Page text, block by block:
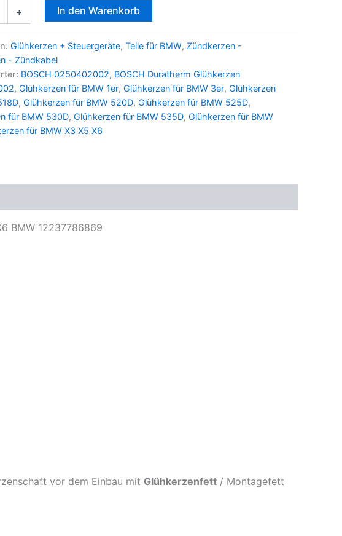
+ In den Warenkorb
Glühkerzen + Steuergeräte, Teile für BMW, Zündkerzen -
- Zündkabel
BOSCH 0250402002, BOSCH Duratherm Glühkerzen
, Glühkerzen für BMW 1er, Glühkerzen für BMW 3er, Glühkerzen
, Glühkerzen für BMW 520D, Glühkerzen für BMW 525D,
für BMW 530D, Glühkerzen für BMW 535D, Glühkerzen für BMW
für BMW X3 X5 X6
BMW 12237786869
vor dem Einbau mit Glühkerzenfett / Montagefett